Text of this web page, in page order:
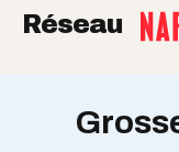
Réseau